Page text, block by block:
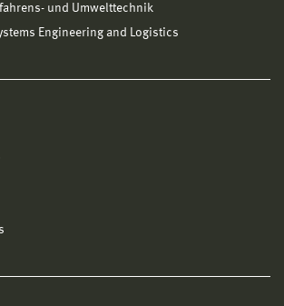
und Umwelttechnik
Engineering and Logistics